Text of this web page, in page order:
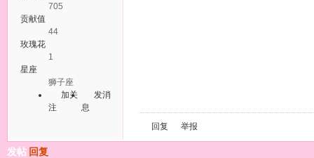
705
贡献值
44
玫瑰花
1
星座
狮子座
加关
注
发消
息
回复 举报
发帖 回复